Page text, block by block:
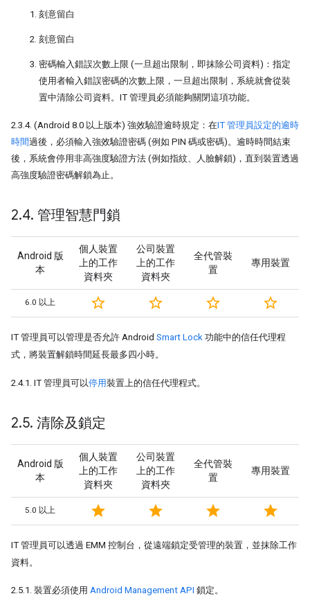
刻意留白
刻意留白
密碼輸入錯誤次數上限 (一旦超出限制，即抹除公司資料)：指定
使用者輸入錯誤密碼的次數上限，一旦超出限制，系統就會從裝
置中清除公司資料。IT 管理員必須能夠關閉這項功能。
2.3.4. (Android 8.0 以上版本) 強效驗證逾時規定：在IT 管理員設定的逾時
時間過後，必須輸入強效驗證密碼 (例如 PIN 碼或密碼)。逾時時間結束
後，系統會停用非高強度驗證方法 (例如指紋、人臉解鎖)，直到裝置透過
高強度驗證密碼解鎖為止。
2.4. 管理智慧門鎖
Android 版
本
個人裝置
上的工作
資料夾
公司裝置
上的工作
資料夾
全代管裝
置
專用裝置
6.0 以上 star_border star_border star_border star_border
IT 管理員可以管理是否允許 Android Smart Lock 功能中的信任代理程
式，將裝置解鎖時間延長最多四小時。
2.4.1. IT 管理員可以停用裝置上的信任代理程式。
2.5. 清除及鎖定
Android 版
本
個人裝置
上的工作
資料夾
公司裝置
上的工作
資料夾
全代管裝
置
專用裝置
5.0 以上 star star star star
IT 管理員可以透過 EMM 控制台，從遠端鎖定受管理的裝置，並抹除工作
資料。
2.5.1. 裝置必須使用 Android Management API 鎖定。